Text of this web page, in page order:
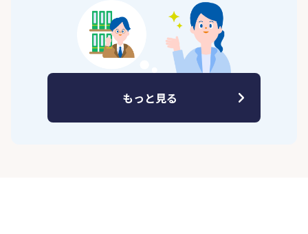
もっと見る